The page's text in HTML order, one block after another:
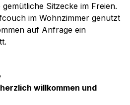
Sitzecke im Freien.
im Wohnzimmer genutzt
auf Anfrage ein
willkommen und